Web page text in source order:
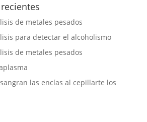
de metales pesados
para detectar el alcoholismo
de metales pesados
sangran las encías al cepillarte los